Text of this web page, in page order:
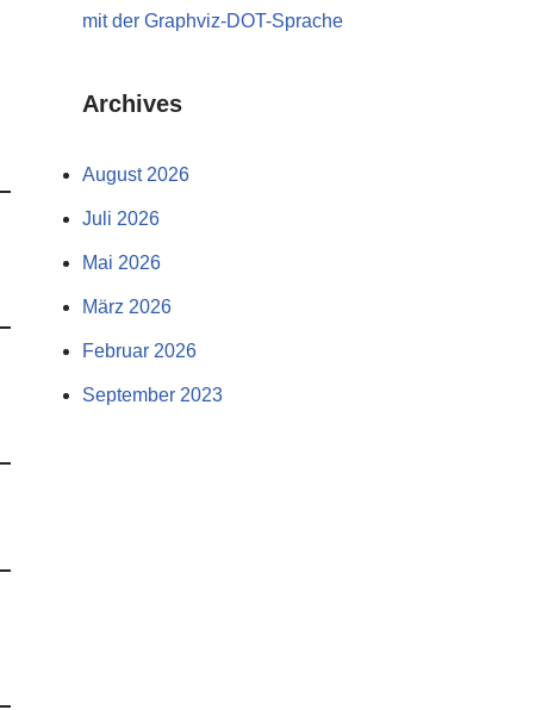
mit der Graphviz-DOT-Sprache
Archives
August 2026
Juli 2026
Mai 2026
März 2026
Februar 2026
September 2023